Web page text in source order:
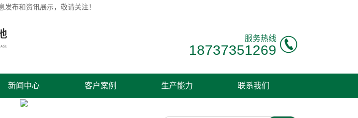
发布和资讯展示，敬请关注！
服务热线
18737351269
新闻中心 客户案例 生产能力 联系我们